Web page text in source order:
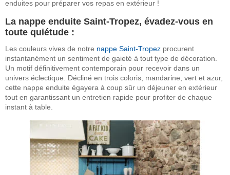
enduites pour préparer vos repas en extérieur !
La nappe enduite Saint-Tropez, évadez-vous en
toute quiétude :
Les couleurs vives de notre nappe Saint-Tropez procurent
instantanément un sentiment de gaieté à tout type de décoration.
Un motif définitivement contemporain pour recevoir dans un
univers éclectique. Décliné en trois coloris, mandarine, vert et azur,
cette nappe enduite égayera à coup sûr un déjeuner en extérieur
tout en garantissant un entretien rapide pour profiter de chaque
instant à table.